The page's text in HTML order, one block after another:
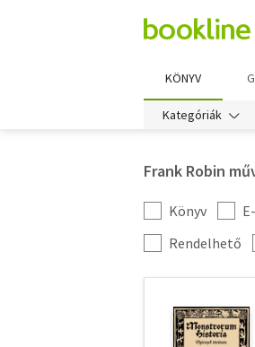
KÖNYV
Kategóriák
Frank Robin
Kategória
szűrés
Könyv
További
szűrők
Rendelhető